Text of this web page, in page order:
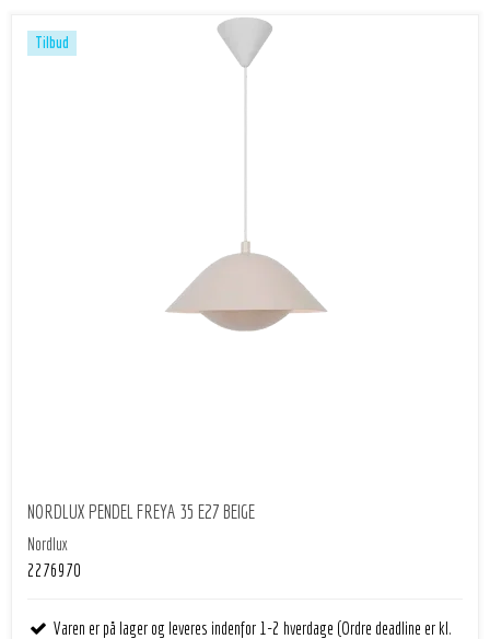
Tilbud
NORDLUX PENDEL FREYA 35 E27 BEIGE
Nordlux
2276970
Varen er på lager og leveres indenfor 1-2 hverdage (Ordre deadline er kl.